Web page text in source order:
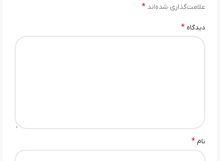
علامت‌گذاری شده‌اند *
دیدگاه *
نام *